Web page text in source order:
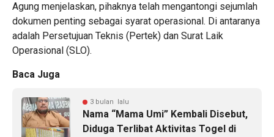
Agung menjelaskan, pihaknya telah mengantongi sejumlah
dokumen penting sebagai syarat operasional. Di antaranya
adalah Persetujuan Teknis (Pertek) dan Surat Laik
Operasional (SLO).
Baca Juga
3 bulan lalu
Nama “Mama Umi” Kembali Disebut,
Diduga Terlibat Aktivitas Togel di